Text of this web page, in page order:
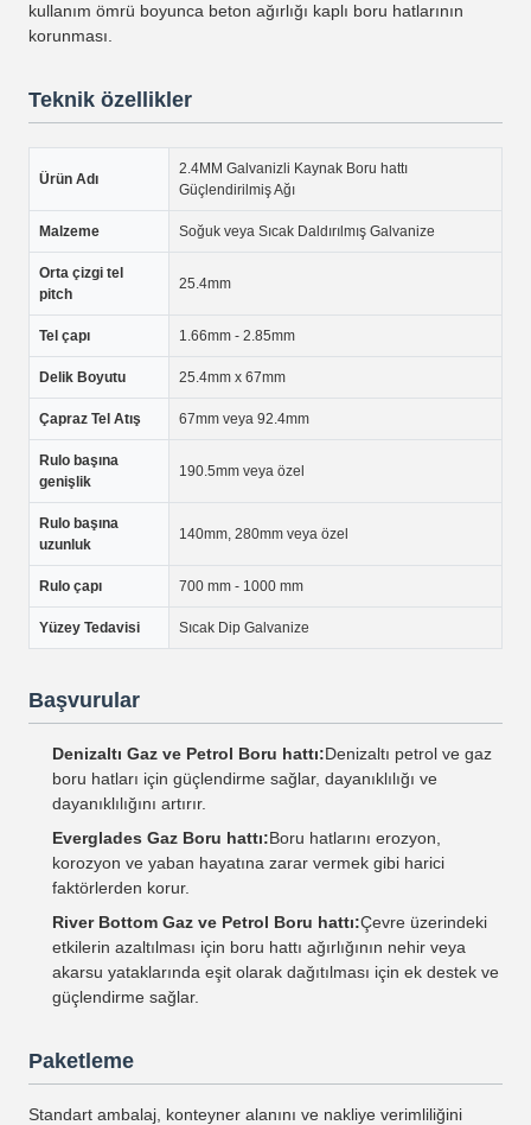
kullanım ömrü boyunca beton ağırlığı kaplı boru hatlarının
korunması.
Teknik özellikler
Ürün Adı
2.4MM Galvanizli Kaynak Boru hattı
Güçlendirilmiş Ağı
Malzeme Soğuk veya Sıcak Daldırılmış Galvanize
Orta çizgi tel
pitch
25.4mm
Tel çapı 1.66mm - 2.85mm
Delik Boyutu 25.4mm x 67mm
Çapraz Tel Atış 67mm veya 92.4mm
Rulo başına
genişlik
190.5mm veya özel
Rulo başına
uzunluk
140mm, 280mm veya özel
Rulo çapı 700 mm - 1000 mm
Yüzey Tedavisi Sıcak Dip Galvanize
Başvurular
Denizaltı Gaz ve Petrol Boru hattı:Denizaltı petrol ve gaz
boru hatları için güçlendirme sağlar, dayanıklılığı ve
dayanıklılığını artırır.
Everglades Gaz Boru hattı:Boru hatlarını erozyon,
korozyon ve yaban hayatına zarar vermek gibi harici
faktörlerden korur.
River Bottom Gaz ve Petrol Boru hattı:Çevre üzerindeki
etkilerin azaltılması için boru hattı ağırlığının nehir veya
akarsu yataklarında eşit olarak dağıtılması için ek destek ve
güçlendirme sağlar.
Paketleme
Standart ambalaj, konteyner alanını ve nakliye verimliliğini